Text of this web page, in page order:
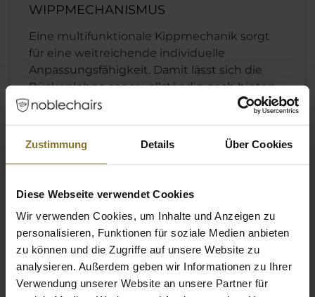
Zustimmung Details Über Cookies
Diese Webseite verwendet Cookies
Wir verwenden Cookies, um Inhalte und Anzeigen zu
personalisieren, Funktionen für soziale Medien anbieten
zu können und die Zugriffe auf unsere Website zu
analysieren. Außerdem geben wir Informationen zu Ihrer
Verwendung unserer Website an unsere Partner für
WIPPMECHANISMUS
Eine multifunktionale Kippmechanik sorgt
für eine weitreichende individuelle
Anpassungsfähigkeit. Damit lässt sich die
Rückenlehne sogar vollständig nach hinten
kippen. Mit der Wippmechanik lässt sich der
schrägstellen.
Rückenlehne
Wippmechanismus, der sich unabhängig
von der Position der Rückenlehne
einrasten lässt